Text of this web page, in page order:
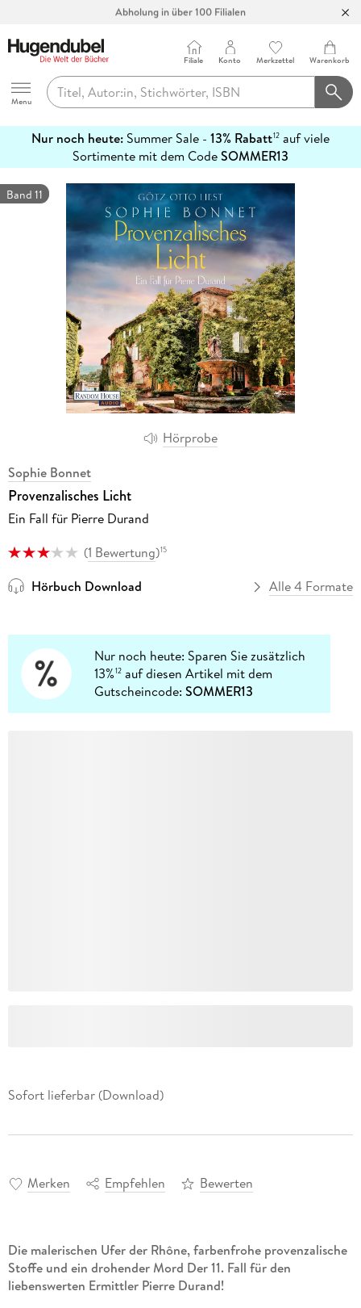
Abholung in über 100 Filialen
Hugendubel
Menu
Filiale Konto Merkzettel Warenkorb
Nur noch heute: Summer Sale - 13% Rabatt12 auf viele
Sortimente mit dem CodeSOMMER13
erfahren
Hörprobe
Band 11
Sophie Bonnet
Provenzalisches Licht
Ein Fall für Pierre Durand
(1 Bewertung)15
Hörbuch Download Alle 4 Formate
Nur noch heute: Sparen Sie zusätzlich
13%12 auf diesen Artikel mit dem
Gutscheincode:SOMMER13
Sofort lieferbar (Download)
Merken Empfehlen Bewerten
Die malerischen Ufer der Rhône, farbenfrohe provenzalische
Stoffe und ein drohender Mord Der 11. Fall für den
liebenswerten Ermittler Pierre Durand!